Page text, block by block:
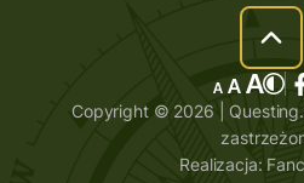
Copyright © 2026 |
Realizacja: